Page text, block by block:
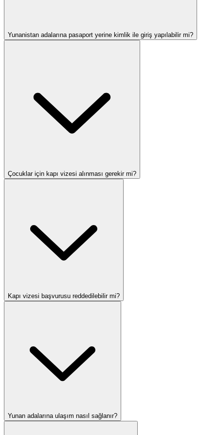
Yunanistan adalarına pasaport yerine kimlik ile giriş yapılabilir mi?
Çocuklar için kapı vizesi alınması gerekir mi?
Kapı vizesi başvurusu reddedilebilir mi?
Yunan adalarına ulaşım nasıl sağlanır?